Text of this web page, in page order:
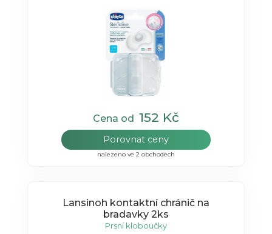
Cena od 152 Kč
Porovnat ceny
nalezeno ve 2 obchodech
Lansinoh kontaktní chránič na
bradavky 2ks
Prsní kloboučky